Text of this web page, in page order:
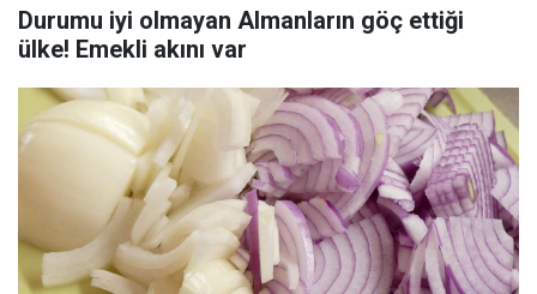
Durumu iyi olmayan Almanların göç ettiği
ülke! Emekli akını var